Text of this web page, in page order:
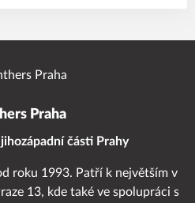
Praha
části Prahy
roku 1993. Patří k největším v
13, kde také ve spolupráci s